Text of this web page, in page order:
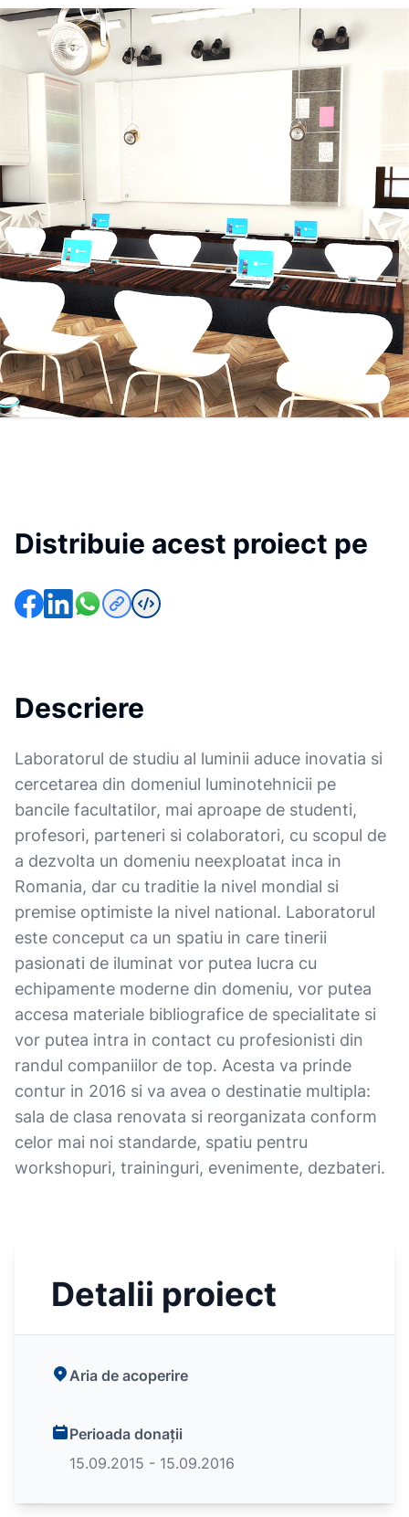
Distribuie acest proiect pe
Descriere
Laboratorul de studiu al luminii aduce inovatia si
cercetarea din domeniul luminotehnicii pe
bancile facultatilor, mai aproape de studenti,
profesori, parteneri si colaboratori, cu scopul de
a dezvolta un domeniu neexploatat inca in
Romania, dar cu traditie la nivel mondial si
premise optimiste la nivel national. Laboratorul
este conceput ca un spatiu in care tinerii
pasionati de iluminat vor putea lucra cu
echipamente moderne din domeniu, vor putea
accesa materiale bibliografice de specialitate si
vor putea intra in contact cu profesionisti din
randul companiilor de top. Acesta va prinde
contur in 2016 si va avea o destinatie multipla:
sala de clasa renovata si reorganizata conform
celor mai noi standarde, spatiu pentru
workshopuri, traininguri, evenimente, dezbateri.
Detalii proiect
Aria de acoperire
Perioada donații
15.09.2015 - 15.09.2016